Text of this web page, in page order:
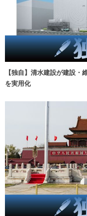
【独自】清水建設が建設
を実用化